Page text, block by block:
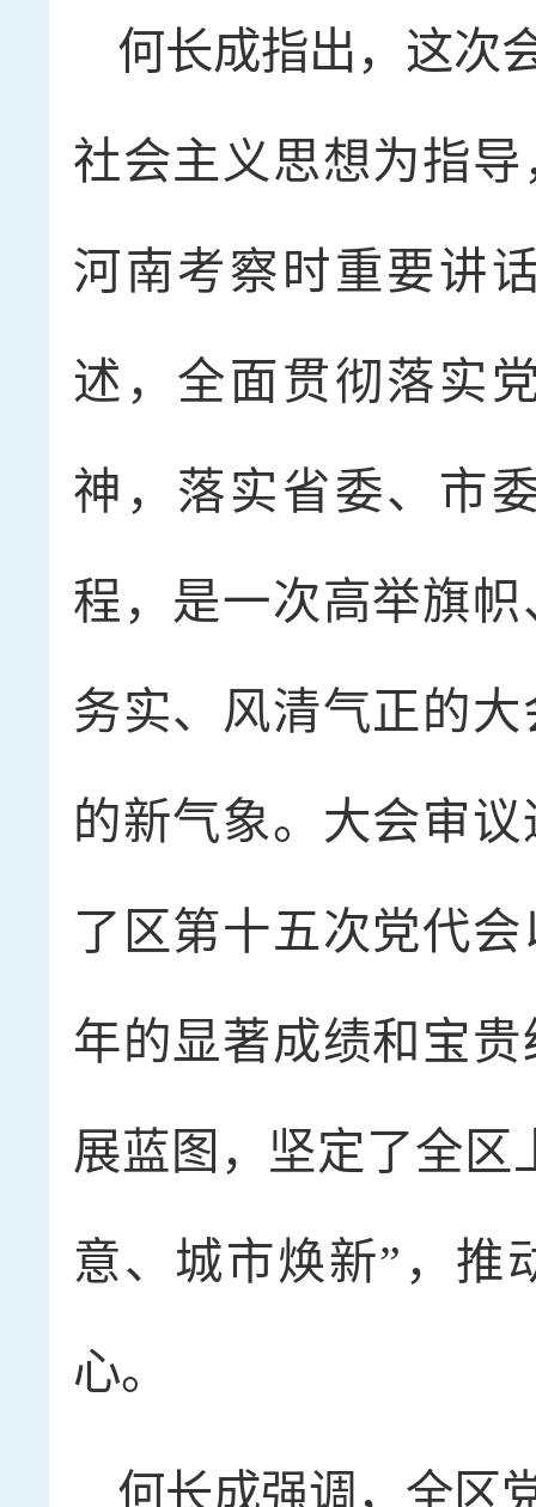
何长成指出，这次
社会主义思想为指
河南考察时重要讲
述，全面贯彻落实
神，落实省委、市
程，是一次高举旗
务实、风清气正的
的新气象。大会审
了区第十五次党代
年的显著成绩和宝
展蓝图，坚定了全区
意、城市焕新”，推
心。
何长成强调，全区